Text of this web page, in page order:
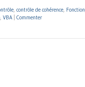
contrôle de cohérence Fonction
VBA Commenter